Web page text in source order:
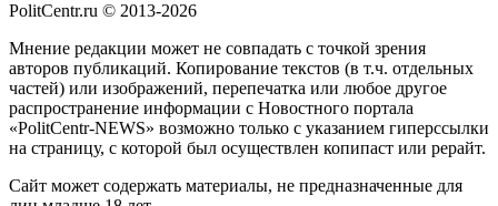
PolitCentr.ru © 2013-2026
Мнение редакции может не совпадать с точкой зрения
авторов публикаций. Копирование текстов (в т.ч. отдельных
частей) или изображений, перепечатка или любое другое
распространение информации с Новостного портала
«PolitCentr-NEWS» возможно только с указанием гиперссылки
на страницу, с которой был осуществлен копипаст или рерайт.
Сайт может содержать материалы, не предназначенные для